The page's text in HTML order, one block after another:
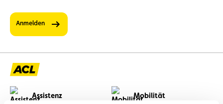
Anmelden
Assistenz Mobilität